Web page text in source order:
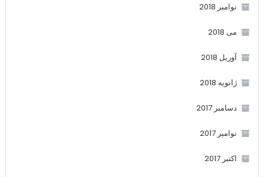
نوامبر 2018
می 2018
آوریل 2018
ژانویه 2018
دسامبر 2017
نوامبر 2017
اکتبر 2017